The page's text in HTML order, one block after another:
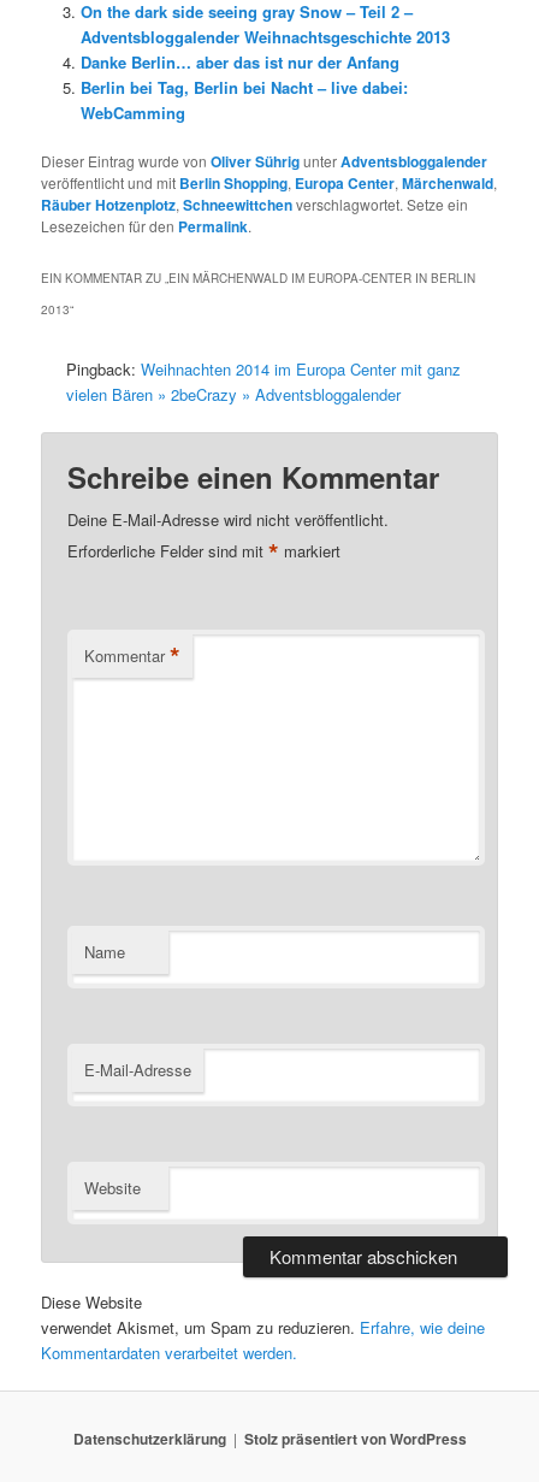
On the dark side seeing gray Snow – Teil 2 –
Adventsbloggalender Weihnachtsgeschichte 2013
Danke Berlin… aber das ist nur der Anfang
Berlin bei Tag, Berlin bei Nacht – live dabei:
WebCamming
Dieser Eintrag wurde vonOliver SührigunterAdventsbloggalender
veröffentlicht und mit Berlin Shopping, Europa Center,Märchenwald,
Räuber Hotzenplotz,Schneewittchenverschlagwortet. Setze ein
Lesezeichen für den Permalink.
EIN KOMMENTAR ZU „EIN MÄRCHENWALD IM EUROPA-CENTER IN BERLIN
2013“
Pingback:Weihnachten 2014 im Europa Center mit ganz
vielen Bären » 2beCrazy » Adventsbloggalender
Schreibe einen Kommentar
Deine E-Mail-Adresse wird nicht veröffentlicht.
Erforderliche Felder sind mit* markiert
Kommentar *
Name
E-Mail-Adresse
Website
Diese Website
verwendet Akismet, um Spam zu reduzieren. Erfahre, wie deine
Kommentardaten verarbeitet werden.
Datenschutzerklärung Stolz präsentiert von WordPress